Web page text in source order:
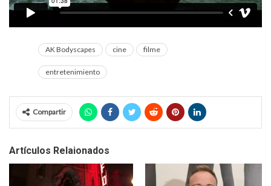
AK Bodyscapes cine filme
entretenimiento
Compartir
Artículos Relaionados